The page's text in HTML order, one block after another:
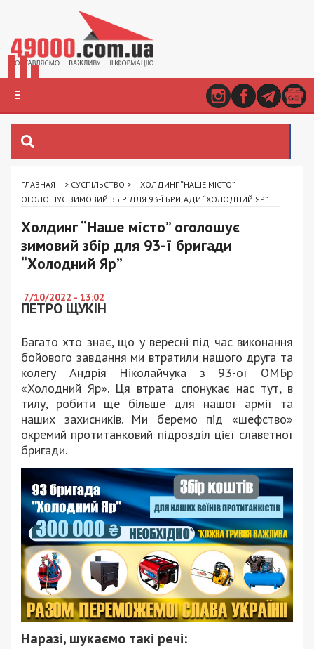
ГЛАВНАЯ > СУСПІЛЬСТВО >
ХОЛДИНГ “НАШЕ МІСТО”
ОГОЛОШУЄ ЗИМОВИЙ ЗБІР ДЛЯ 93-Ї БРИГАДИ “ХОЛОДНИЙ ЯР”
Холдинг “Наше місто” оголошує
зимовий збір для 93-ї бригади
“Холодний Яр”
7/10/2022 - 13:02
ПЕТРО ЩУКІН
Багато хто знає, що у вересні під час виконання
бойового завдання ми втратили нашого друга та
колегу Андрія Ніколайчука з 93-ої ОМБр
«Холодний Яр». Ця втрата спонукає нас тут, в
тилу, робити ще більше для нашої армії та
наших захисників. Ми беремо під «шефство»
окремий протитанковий підрозділ цієї славетної
бригади.
Наразі, шукаємо такі речі: